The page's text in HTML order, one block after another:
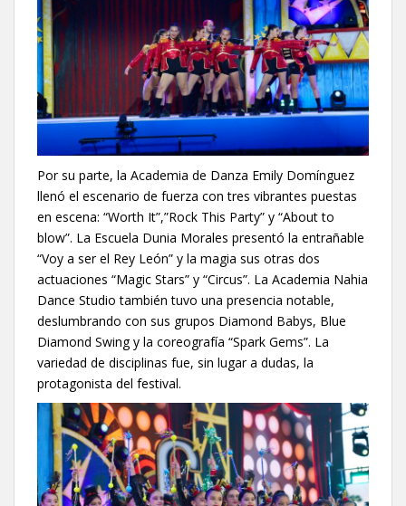
Por su parte, la Academia de Danza Emily Domínguez
llenó el escenario de fuerza con tres vibrantes puestas
en escena: “Worth It”,”Rock This Party” y “About to
blow”. La Escuela Dunia Morales presentó la entrañable
“Voy a ser el Rey León” y la magia sus otras dos
actuaciones “Magic Stars” y “Circus”. La Academia Nahia
Dance Studio también tuvo una presencia notable,
deslumbrando con sus grupos Diamond Babys, Blue
Diamond Swing y la coreografía “Spark Gems”. La
variedad de disciplinas fue, sin lugar a dudas, la
protagonista del festival.